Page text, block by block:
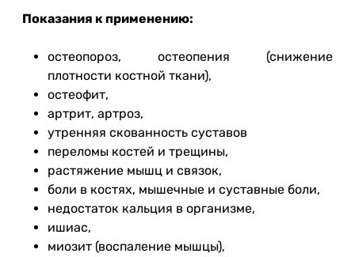
Показания к применению:
остеопороз, остеопения (снижение
плотности костной ткани),
остеофит,
артрит, артроз,
утренняя скованность суставов
переломы костей и трещины,
растяжение мышц и связок,
боли в костях, мышечные и суставные боли,
недостаток кальция в организме,
ишиас,
миозит (воспаление мышцы),